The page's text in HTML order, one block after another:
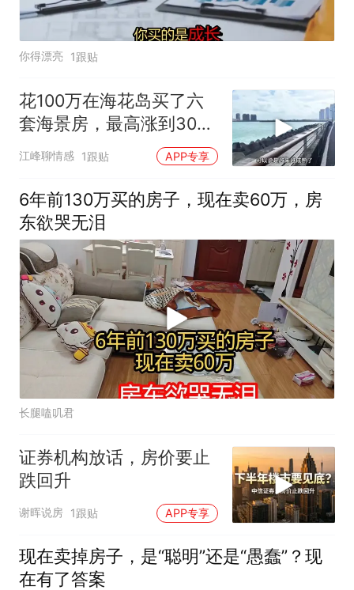
你得漂亮 1跟贴
花100万在海花岛买了六
套海景房，最高涨到300
万，现如今
江峰聊情感 1跟贴 APP专享
6年前130万买的房子，现在卖60万，房
东欲哭无泪
长腿嗑叽君
证券机构放话，房价要止
跌回升
谢晖说房 1跟贴 APP专享
现在卖掉房子，是“聪明”还是“愚蠢”？现
在有了答案